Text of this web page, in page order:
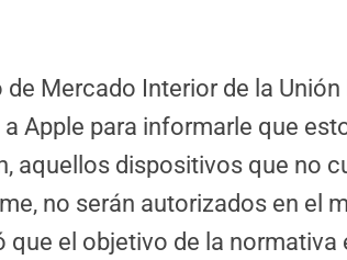
Mercado Interior de la Unión
Apple para informarle que
aquellos dispositivos que no
no serán autorizados en el
que el objetivo de la normativa